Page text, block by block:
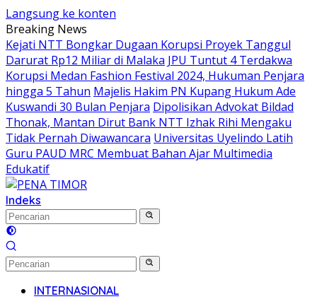
Langsung ke konten
Breaking News
Kejati NTT Bongkar Dugaan Korupsi Proyek Tanggul
Darurat Rp12 Miliar di Malaka JPU Tuntut 4 Terdakwa
Korupsi Medan Fashion Festival 2024, Hukuman Penjara
hingga 5 Tahun Majelis Hakim PN Kupang Hukum Ade
Kuswandi 30 Bulan Penjara Dipolisikan Advokat Bildad
Thonak, Mantan Dirut Bank NTT Izhak Rihi Mengaku
Tidak Pernah Diwawancara Universitas Uyelindo Latih
Guru PAUD MRC Membuat Bahan Ajar Multimedia
Edukatif
Indeks
INTERNASIONAL